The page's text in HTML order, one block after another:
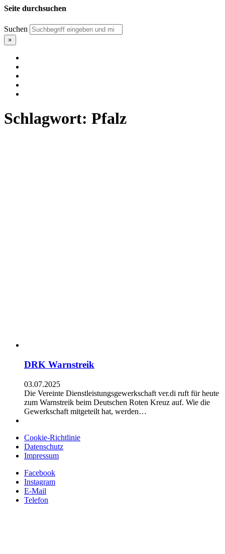
Seite durchsuchen
Suchen
×
Schlagwort: Pfalz
DRK Warnstreik
03.07.2025
Die Vereinte Dienstleistungsgewerkschaft ver.di ruft für heute
zum Warnstreik beim Deutschen Roten Kreuz auf. Wie die
Gewerkschaft mitgeteilt hat, werden…
Cookie-Richtlinie
Datenschutz
Impressum
Facebook
Instagram
E-Mail
Telefon